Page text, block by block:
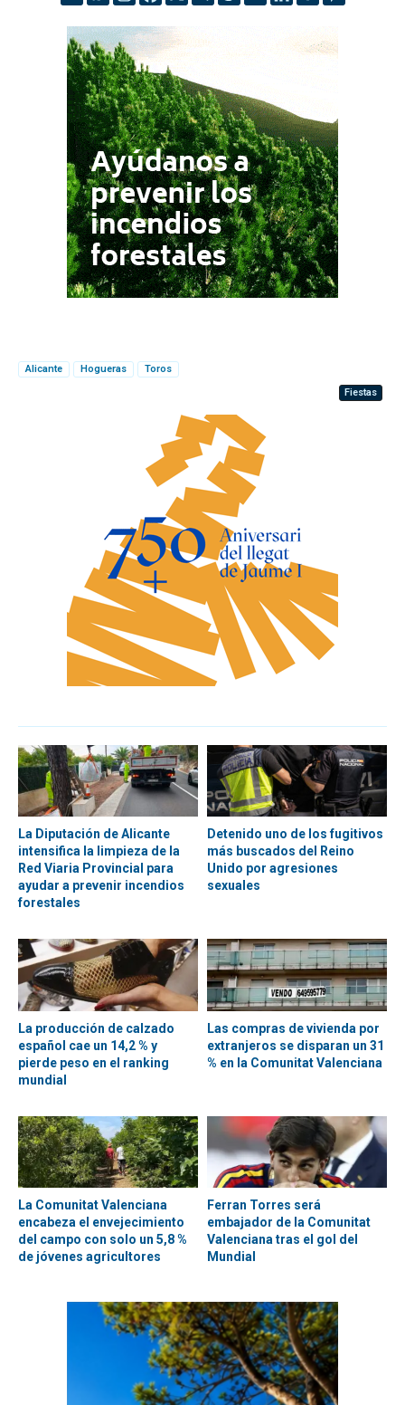
Alicante Hogueras
Toros
Fiestas
La Diputación de Alicante
intensifica la limpieza de la
Red Viaria Provincial para
ayudar a prevenir incendios
forestales
Detenido uno de los fugitivos
más buscados del Reino
Unido por agresiones
sexuales
La producción de calzado
español cae un 14,2 % y
pierde peso en el ranking
mundial
Las compras de vivienda por
extranjeros se disparan un 31
% en la Comunitat Valenciana
La Comunitat Valenciana
encabeza el envejecimiento
del campo con solo un 5,8 %
de jóvenes agricultores
Ferran Torres será
embajador de la Comunitat
Valenciana tras el gol del
Mundial